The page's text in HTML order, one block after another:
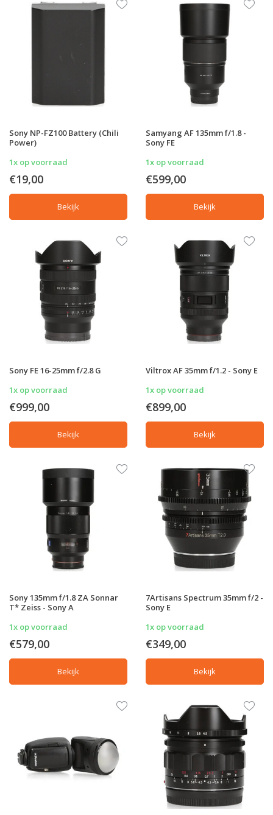
Sony NP-FZ100 Battery (Chili
Power)
1x op voorraad
€19,00
Bekijk
Samyang AF 135mm f/1.8 -
Sony FE
1x op voorraad
€599,00
Bekijk
Sony FE 16-25mm f/2.8 G
1x op voorraad
€999,00
Bekijk
Viltrox AF 35mm f/1.2 - Sony E
1x op voorraad
€899,00
Bekijk
Sony 135mm f/1.8 ZA Sonnar
T* Zeiss - Sony A
1x op voorraad
€579,00
Bekijk
7Artisans Spectrum 35mm f/2 -
Sony E
1x op voorraad
€349,00
Bekijk